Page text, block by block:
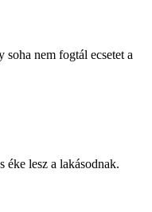
nem fogtál ecsetet a
éke lesz a lakásodnak.